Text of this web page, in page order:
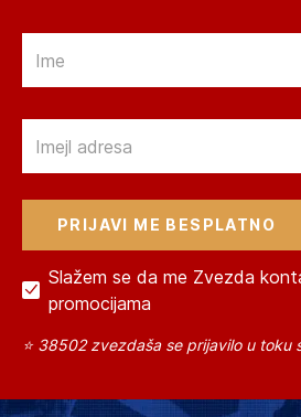
Slažem se da me Zvezda
promocijama
⭐ 38502 zvezdaša se prijavilo u toku